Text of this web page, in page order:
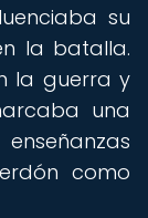
su
la batalla.
la guerra y
una
como